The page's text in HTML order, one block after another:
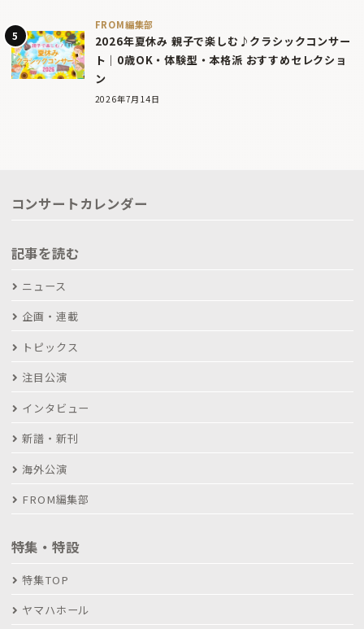
FROM編集部
2026年夏休み 親子で楽しむ♪クラシックコンサー
ト｜0歳OK・体験型・本格派 おすすめセレクショ
ン
2026年7月14日
コンサートカレンダー
記事を読む
ニュース
企画・連載
トピックス
注目公演
インタビュー
新譜・新刊
海外公演
FROM編集部
特集・特設
特集TOP
ヤマハホール